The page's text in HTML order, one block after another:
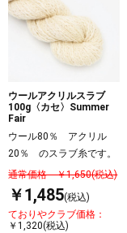
ウールアクリルスラブ
100g〈カセ〉Summer
Fair
ウール80％ アクリル
20％ のスラブ糸です。
通常価格 ￥1,650(税込)
￥1,485(税込)
ておりやクラブ価格：
￥1,320(税込)